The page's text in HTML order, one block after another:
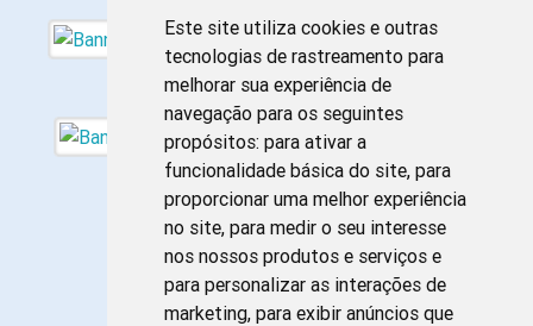
Este site utiliza cookies e outras
tecnologias de rastreamento para
melhorar sua experiência de
navegação para os seguintes
propósitos: para ativar a
funcionalidade básica do site, para
proporcionar uma melhor experiência
no site, para medir o seu interesse
nos nossos produtos e serviços e
para personalizar as interações de
marketing, para exibir anúncios que